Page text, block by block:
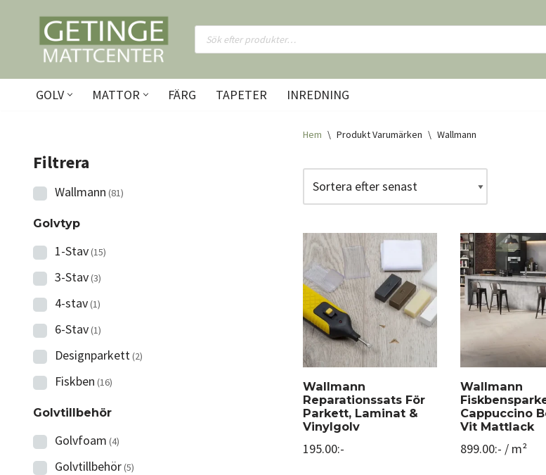
Hoppa
innehåll
GOLV MATTOR FÄRG TAPETER INREDNING
Filtrera
Wallmann (81)
Golvtyp
1-Stav(15)
3-Stav(3)
4-stav(1)
6-Stav(1)
Designparkett(2)
Fiskben (16)
Golvtillbehör
Golvfoam (4)
Golvtillbehör(5)
Hem \ Produkt Varumärken \ Wallmann
Wallmann
Reparationssats För
Parkett, Laminat &
Vinylgolv
195.00:-
Wallmann
Cappuccino
Vit Mattlack
899.00:- / m²